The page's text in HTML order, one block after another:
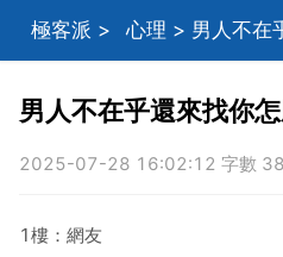
極客派 > 心理 > 男人不在
男人不在乎還來找你
2025-07-28 16:02:12 字數
1樓：網友